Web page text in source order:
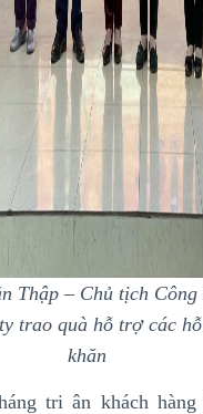
Thập – Chủ tịch
trao quà hỗ trợ các
khăn
tri ân khách